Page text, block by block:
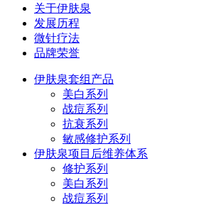
关于伊肤泉
发展历程
微针疗法
品牌荣誉
伊肤泉套组产品
美白系列
战痘系列
抗衰系列
敏感修护系列
伊肤泉项目后维养体系
修护系列
美白系列
战痘系列